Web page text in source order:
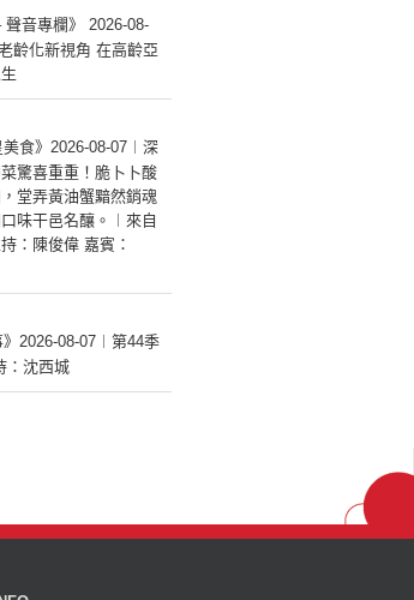
聲音專欄》 2026-08-
齡化新視角 在高齡亞
美食》2026-08-07︱深
驚喜重重！脆卜卜酸
堂弄黃油蟹黯然銷魂
味干邑名釀。︱來自
：陳俊偉 嘉賓：
》2026-08-07︱第44季
：沈西城